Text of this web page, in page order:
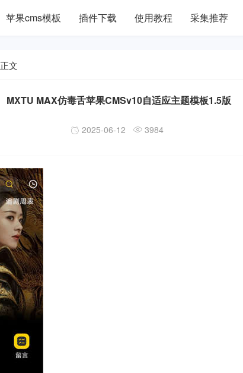
苹果cms模板 插件下载 使用教程 采集推荐
正文
MXTU MAX仿毒舌苹果CMSv10自适应主题模板1.5版
2025-06-12 3984